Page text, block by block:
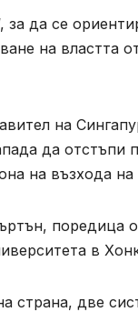
за да се
на властта
на
да отстъпи
на възхода
поредица
в
страна, две